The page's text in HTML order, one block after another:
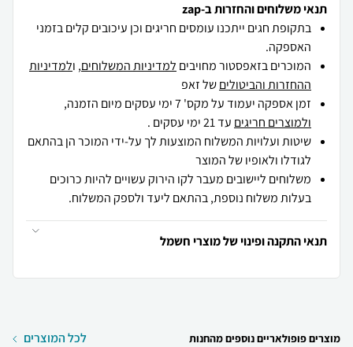
תנאי משלוחים והחזרות ב-zap
בתקופת חגים ייתכנו עומסים חריגים וכן עיכובים קלים בזמני
האספקה.
המוכרים בזאפסטור מחויבים למדיניות המשלוחים, ולמדיניות
ההחזרות והביטוליםשל זאפ
זמן אספקה יעמוד על מקס' 7 ימי עסקים מיום הזמנה,
ולמוצרים חריגים עד 21 ימי עסקים .
שיטות ועלויות המשלוח המוצעות לך על-ידי המוכר הן בהתאם
לגודלו ולאופיו של המוצר
משלוחים ליישובים מעבר לקו הירוק עשויים להיות כרוכים
בעלות משלוח נוספת, בהתאם ליעד ולספק המשלוח.
תנאי התקנה ופינוי של מוצרי חשמל
מוצרים פופולאריים נוספים מהחנות לכל המוצרים